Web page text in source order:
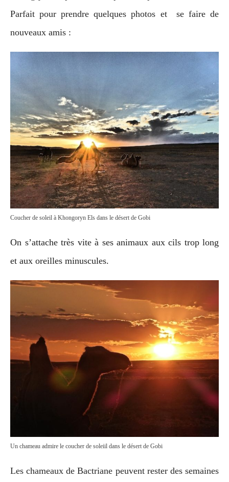
Parfait pour prendre quelques photos et se faire de
nouveaux amis :
Coucher de soleil à Khongoryn Els dans le désert de Gobi
On s’attache très vite à ses animaux aux cils trop long
et aux oreilles minuscules.
Un chameau admire le coucher de soleiil dans le désert de Gobi
Les chameaux de Bactriane peuvent rester des semaines